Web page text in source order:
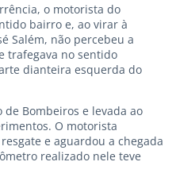
o motorista do
bairro e, ao virar à
Salém, não percebeu a
trafegava no sentido
dianteira esquerda do
Bombeiros e levada ao
O motorista
e aguardou a chegada
realizado nele teve